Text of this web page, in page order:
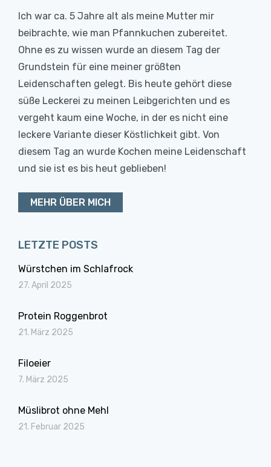
Ich war ca. 5 Jahre alt als meine Mutter mir
beibrachte, wie man Pfannkuchen zubereitet.
Ohne es zu wissen wurde an diesem Tag der
Grundstein für eine meiner größten
Leidenschaften gelegt. Bis heute gehört diese
süße Leckerei zu meinen Leibgerichten und es
vergeht kaum eine Woche, in der es nicht eine
leckere Variante dieser Köstlichkeit gibt. Von
diesem Tag an wurde Kochen meine Leidenschaft
und sie ist es bis heut geblieben!
MEHR ÜBER MICH
LETZTE POSTS
Würstchen im Schlafrock
27. April 2025
Protein Roggenbrot
21. März 2025
Filoeier
7. März 2025
Müslibrot ohne Mehl
21. Februar 2025